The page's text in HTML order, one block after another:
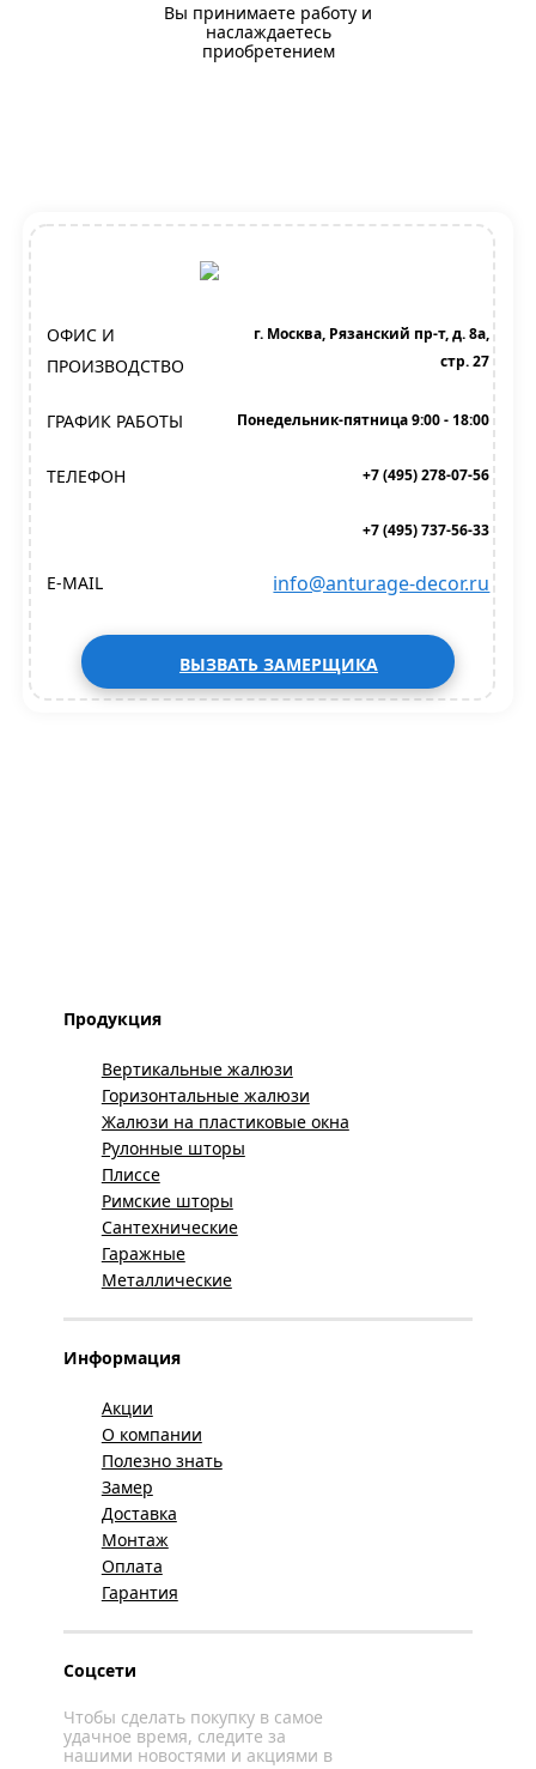
Вы принимаете работу и
наслаждаетесь
приобретением
ОФИС И
ПРОИЗВОДСТВО
г. Москва, Рязанский пр-т, д. 8а,
стр. 27
ГРАФИК РАБОТЫ Понедельник-пятница 9:00 - 18:00
ТЕЛЕФОН +7 (495) 278-07-56
+7 (495) 737-56-33
E-MAIL info@anturage-decor.ru
ВЫЗВАТЬ ЗАМЕРЩИКА
Продукция
Вертикальные жалюзи
Горизонтальные жалюзи
Жалюзи на пластиковые окна
Рулонные шторы
Плиссе
Римские шторы
Сантехнические
Гаражные
Металлические
Информация
Акции
О компании
Полезно знать
Замер
Доставка
Монтаж
Оплата
Гарантия
Соцсети
Чтобы сделать покупку в самое
удачное время, следите за
нашими новостями и акциями в